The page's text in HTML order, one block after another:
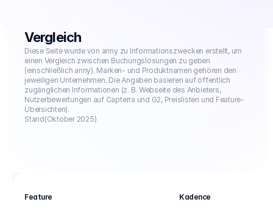
Vergleich
Diese Seite wurde von anny zu Informationszwecken erstellt, um
einen Vergleich zwischen Buchungslösungen zu geben
(einschließlich anny). Marken- und Produktnamen gehören den
jeweiligen Unternehmen. Die Angaben basieren auf öffentlich
zugänglichen Informationen (z. B. Webseite des Anbieters,
Nutzerbewertungen auf Capterra und G2, Preislisten und Feature-
Übersichten).
Stand(Oktober 2025)
Feature Kadence